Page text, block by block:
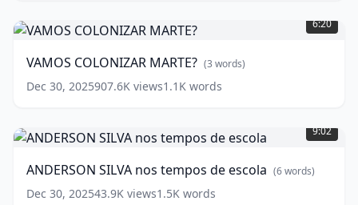
words)
COLONIZAR
MARTE?
words)
6:20
VAMOS COLONIZAR MARTE? (3 words)
Dec 30, 2025907.6K views1.1K words
SILVA
nos
de
escola
6
9:02
ANDERSON SILVA nos tempos de escola (6words)
Dec 30, 202543.9K views1.5K words